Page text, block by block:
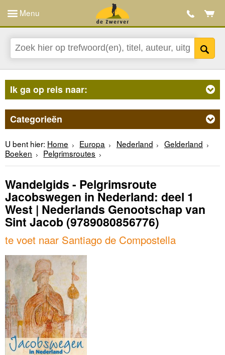
Menu
Ik ga op reis naar:
Categorieën
U bent hier: Home Europa Nederland
Gelderland
Boeken
Pelgrimsroutes
Wandelgids - Pelgrimsroute
Jacobswegen in Nederland: deel 1
West | Nederlands Genootschap van
Sint Jacob (9789080856776)
te voet naar Santiago de Compostella